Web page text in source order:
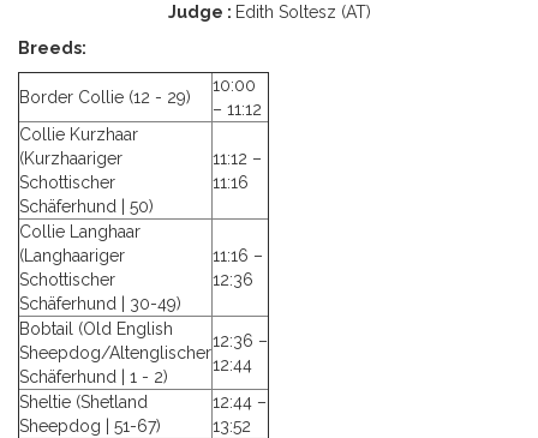
Judge : Edith Soltesz (AT)
Breeds:
Border Collie (12 - 29)
10:00
– 11:12
Collie Kurzhaar
(Kurzhaariger
Schottischer
Schäferhund | 50)
11:12 –
11:16
Collie Langhaar
(Langhaariger
Schottischer
Schäferhund | 30-49)
11:16 –
12:36
Bobtail (Old English
Sheepdog/Altenglischer
Schäferhund | 1 - 2)
12:36 –
12:44
Sheltie (Shetland
Sheepdog | 51-67)
12:44 –
13:52